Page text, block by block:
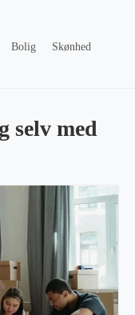
Bolig
Skønhed
selv med